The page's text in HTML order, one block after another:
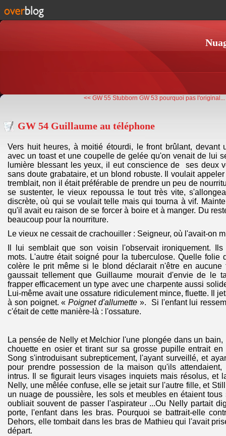
<< GW 55 Stubborn GW 53 pourquoi pas
GW 54 Guillaume au téléphone
Vers huit heures, à moitié étourdi, le front brûlant, devant
avec un toast et une coupelle de gelée qu'on venait de lui
lumière blessant les yeux, il eut conscience de ses deux
sans doute grabataire, et un blond robuste. Il voulait
tremblait, non il était préférable de prendre un peu de
se sustenter, le vieux repoussa le tout très vite,
discrète, où qui se voulait telle mais qui tourna à vif.
qu'il avait eu raison de se forcer à boire et à manger. Du
beaucoup pour la nourriture.
Le vieux ne cessait de crachouiller : Seigneur, où l'avait-on
Il lui semblait que son voisin l'observait ironiquement.
mots. L'autre était soigné pour la tuberculose. Quelle folie
colère le prit même si le blond déclarait n'être en aucune
gaussait tellement que Guillaume mourait d'envie de le
frapper efficacement un type avec une charpente aussi
Lui-même avait une ossature ridiculement mince, fluette. Il
à son poignet. «Poignet d'allumette». Si l'enfant lui
c'était de cette manière-là : l'ossature.
La pensée de Nelly et Melchior l'une plongée dans un bain,
chouette en osier et tirant sur sa grosse pupille entrait
Song s'introduisant subrepticement, l'ayant surveillé, et
pour prendre possession de la maison qu'ils
intrus. Il se figurait leurs visages inquiets mais résolus, et
Nelly, une mêlée confuse, elle se jetait sur l'autre fille, et
un nuage de poussière, les sols et meubles en étaient tous
oubliait souvent de passer l'aspirateur ...Ou Nelly partait
porte, l'enfant dans les bras. Pourquoi se battrait-elle
Dehors, elle tombait dans les bras de Mathieu qui l'avait
départ.